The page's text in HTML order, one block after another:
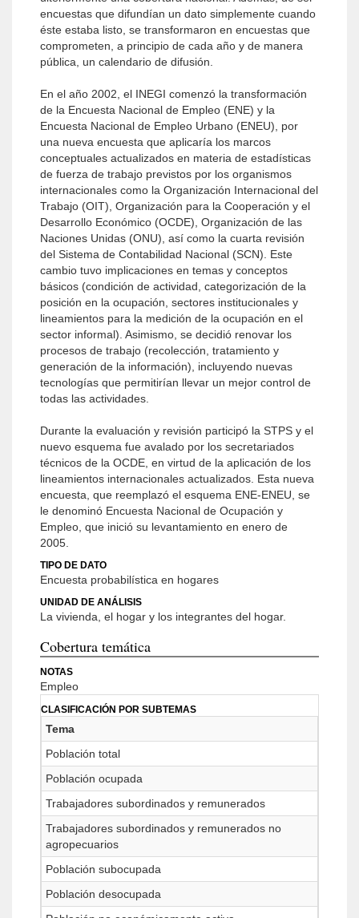
encuestas que difundían un dato simplemente cuando
éste estaba listo, se transformaron en encuestas que
comprometen, a principio de cada año y de manera
pública, un calendario de difusión.
En el año 2002, el INEGI comenzó la transformación
de la Encuesta Nacional de Empleo (ENE) y la
Encuesta Nacional de Empleo Urbano (ENEU), por
una nueva encuesta que aplicaría los marcos
conceptuales actualizados en materia de estadísticas
de fuerza de trabajo previstos por los organismos
internacionales como la Organización Internacional del
Trabajo (OIT), Organización para la Cooperación y el
Desarrollo Económico (OCDE), Organización de las
Naciones Unidas (ONU), así como la cuarta revisión
del Sistema de Contabilidad Nacional (SCN). Este
cambio tuvo implicaciones en temas y conceptos
básicos (condición de actividad, categorización de la
posición en la ocupación, sectores institucionales y
lineamientos para la medición de la ocupación en el
sector informal). Asimismo, se decidió renovar los
procesos de trabajo (recolección, tratamiento y
generación de la información), incluyendo nuevas
tecnologías que permitirían llevar un mejor control de
todas las actividades.
Durante la evaluación y revisión participó la STPS y el
nuevo esquema fue avalado por los secretariados
técnicos de la OCDE, en virtud de la aplicación de los
lineamientos internacionales actualizados. Esta nueva
encuesta, que reemplazó el esquema ENE-ENEU, se
le denominó Encuesta Nacional de Ocupación y
Empleo, que inició su levantamiento en enero de
2005.
TIPO DE DATO
Encuesta probabilística en hogares
UNIDAD DE ANÁLISIS
La vivienda, el hogar y los integrantes del hogar.
Cobertura temática
NOTAS
Empleo
CLASIFICACIÓN POR SUBTEMAS
Tema
Población total
Población ocupada
Trabajadores subordinados y remunerados
Trabajadores subordinados y remunerados no
agropecuarios
Población subocupada
Población desocupada